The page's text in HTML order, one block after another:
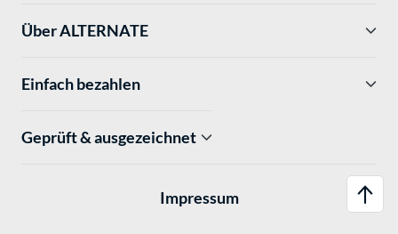
Über ALTERNATE
Einfach bezahlen
Geprüft & ausgezeichnet
Impressum